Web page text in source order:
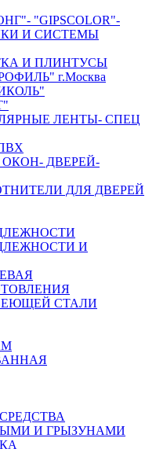
"GIPSCOLOR"-
И СИСТЕМЫ
И ПЛИНТУСЫ
г.Москва
ЛЕНТЫ- СПЕЦ
ДВЕРЕЙ-
ДЛЯ ДВЕРЕЙ
И
СТАЛИ
И ГРЫЗУНАМИ